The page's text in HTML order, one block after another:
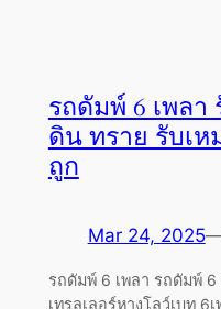
รถดัมพ์ 6 เพล
ดิน ทราย รับเ
ถูก
Mar 24, 2025
รถดัมพ์ 6 เพลา รถดัมพ์
เทรลเลอร์หางโลว์เบท